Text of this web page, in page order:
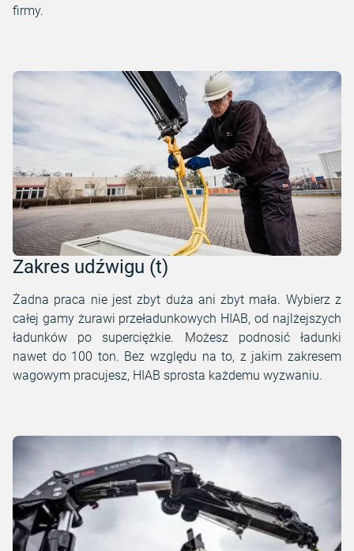
firmy.
Zakres udźwigu (t)
Żadna praca nie jest zbyt duża ani zbyt mała. Wybierz z
całej gamy żurawi przeładunkowych HIAB, od najlżejszych
ładunków po superciężkie. Możesz podnosić ładunki
nawet do 100 ton. Bez względu na to, z jakim zakresem
wagowym pracujesz, HIAB sprosta każdemu wyzwaniu.